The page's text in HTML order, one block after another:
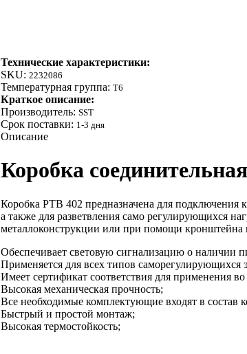
Технические характеристики:
SKU: 2232086
Температурная группа: Т6
Краткое описание:
Производитель: SST
Срок поставки: 1-3 дня
Описание
Коробка
Коробка РТВ 402 предназначена для подключения
а также для разветвления само регулирующихся
металлоконструкции или при помощи кронштейна
Обеспечивает световую сигнализацию о наличии
Применяется для всех типов саморегулирующихся
Имеет сертификат соответствия для применения
Высокая механическая прочность;
Все необходимые комплектующие входят в состав
Быстрый и простой монтаж;
Высокая термостойкость;